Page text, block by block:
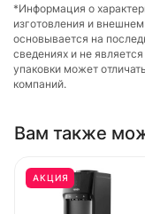
*Информация о
изготовления и
основывается на
сведениях и не
упаковки может
компаний.
Вам также
АКЦИЯ